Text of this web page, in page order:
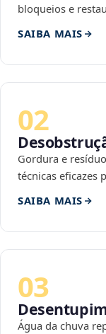
bloqueios e
SAIBA MAIS
02
Gordura e
técnicas eficazes
SAIBA MAIS
03
Água da chuva